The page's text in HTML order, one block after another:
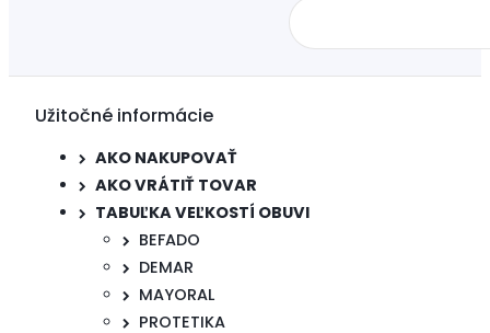
Užitočné informácie
AKO NAKUPOVAŤ
AKO VRÁTIŤ TOVAR
TABUĽKA VEĽKOSTÍ OBUVI
BEFADO
DEMAR
MAYORAL
PROTETIKA